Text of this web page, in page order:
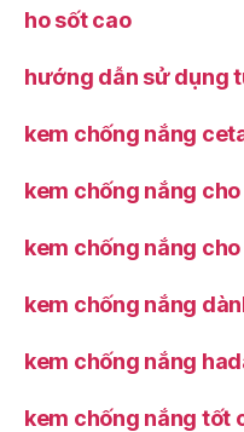
ho sốt cao
hướng dẫn sử dụng
kem chống nắng
kem chống nắng
kem chống nắng
kem chống nắng
kem chống nắng
kem chống nắng tốt